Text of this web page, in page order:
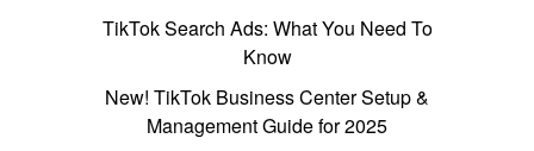
TikTok Search Ads: What You Need To
Know
New! TikTok Business Center Setup &
Management Guide for 2025